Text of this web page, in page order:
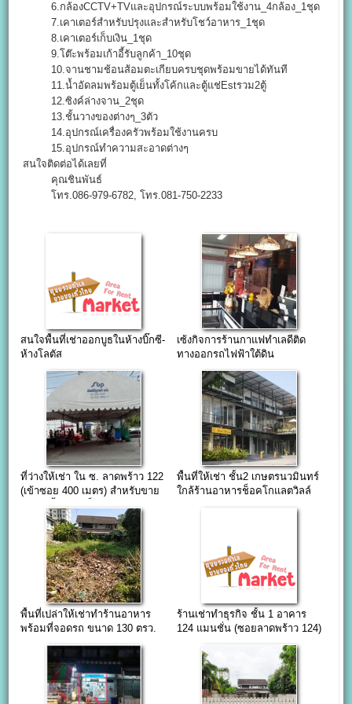
6.กล้องCCTV+TVและอุปกรณ์ระบบพร้อมใช้งาน_4กล้อง_1ชุด
7.เคาเตอร์สำหรับปรุงและสำหรับโชว์อาหาร_1ชุด
8.เคาเตอร์เก็บเงิน_1ชุด
9.โต๊ะพร้อมเก้าอี้รับลูกค้า_10ชุด
10.จานชามช้อนส้อมตะเกียบครบชุดพร้อมขายได้ทันที
11.น้ำอัดลมพร้อมตู้เย็นทั้งโค้กและตู้แช่Estรวม2ตู้
12.ซิงค์ล่างจาน_2ชุด
13.ชั้นวางของต่างๆ_3ตัว
14.อุปกรณ์เครื่องครัวพร้อมใช้งานครบ
15.อุปกรณ์ทำความสะอาดต่างๆ
สนใจติดต่อได้เลยที่
คุณชินพันธ์
โทร.086-979-6782, โทร.081-750-2233
สนใจพื้นที่เช่าออกบูธในห้างบิ๊กซี-
ห้างโลตัส
เซ้งกิจการร้านกาแฟทำเลดีติด
ทางออกรถไฟฟ้าใต้ดิน
ที่ว่างให้เช่า ใน ซ. ลาดพร้าว 122
(เข้าซอย 400 เมตร) สำหรับขาย
พื้นที่ให้เช่า ชั้น2 เกษตรนวมินทร์
ใกล้ร้านอาหารช็อคโกแลตวิลล์
พื้นที่เปล่าให้เช่าทำร้านอาหาร
พร้อมที่จอดรถ ขนาด 130 ตรว.
ร้านเช่าทำธุรกิจ ชั้น 1 อาคาร
124 แมนชั่น (ซอยลาดพร้าว 124)